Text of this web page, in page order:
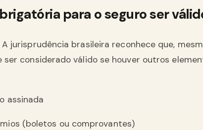
para o seguro ser
jurisprudência brasileira reconhece que,
considerado válido se houver outros
assinada
(boletos ou comprovantes)